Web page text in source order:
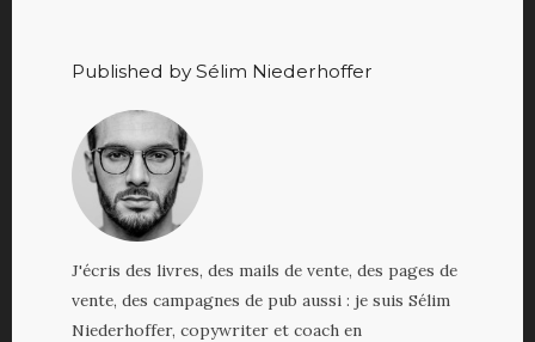
Published by Sélim Niederhoffer
J'écris des livres, des mails de vente, des pages de
vente, des campagnes de pub aussi : je suis Sélim
Niederhoffer, copywriter et coach en